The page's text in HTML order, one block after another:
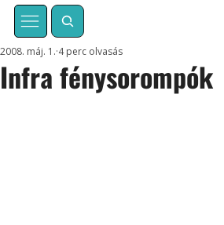
Infra fénysorompók
2008. máj. 1. 4 perc olvasás